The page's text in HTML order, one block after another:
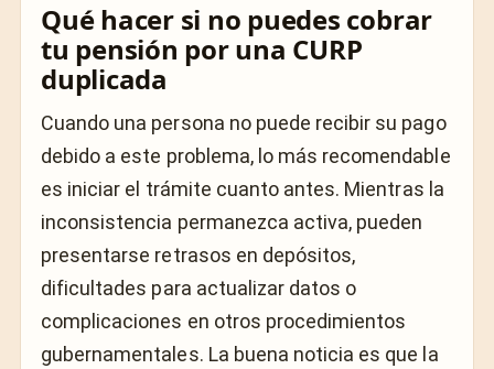
Qué hacer si no puedes cobrar
tu pensión por una CURP
duplicada
Cuando una persona no puede recibir su pago
debido a este problema, lo más recomendable
es iniciar el trámite cuanto antes. Mientras la
inconsistencia permanezca activa, pueden
presentarse retrasos en depósitos,
dificultades para actualizar datos o
complicaciones en otros procedimientos
gubernamentales. La buena noticia es que la